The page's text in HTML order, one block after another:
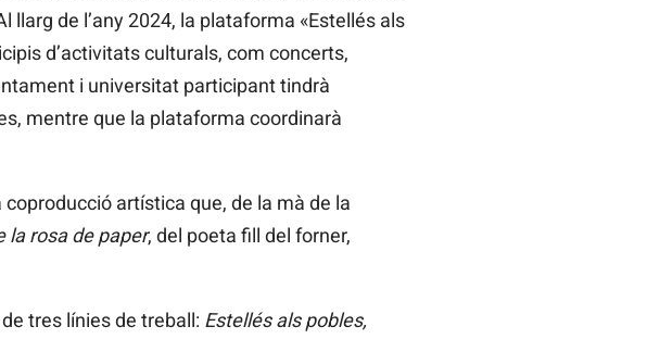
llarg de l’any 2024, la plataforma «Estellés als
d’activitats culturals, com concerts,
i universitat participant tindrà
mentre que la plataforma coordinarà
coproducció artística que, de la mà de la
la rosa de paper, del poeta fill del forner,
tres línies de treball: Estellés als pobles,